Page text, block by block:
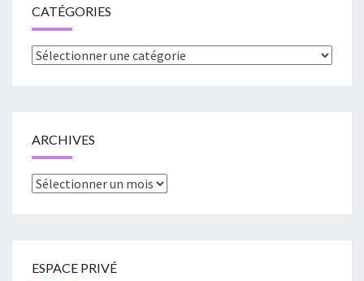
CATÉGORIES
Catégories
ARCHIVES
Archives
ESPACE PRIVÉ